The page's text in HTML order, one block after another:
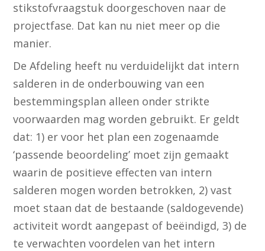
stikstofvraagstuk doorgeschoven naar de
projectfase. Dat kan nu niet meer op die
manier.
De Afdeling heeft nu verduidelijkt dat intern
salderen in de onderbouwing van een
bestemmingsplan alleen onder strikte
voorwaarden mag worden gebruikt. Er geldt
dat: 1) er voor het plan een zogenaamde
‘passende beoordeling’ moet zijn gemaakt
waarin de positieve effecten van intern
salderen mogen worden betrokken, 2) vast
moet staan dat de bestaande (saldogevende)
activiteit wordt aangepast of beëindigd, 3) de
te verwachten voordelen van het intern